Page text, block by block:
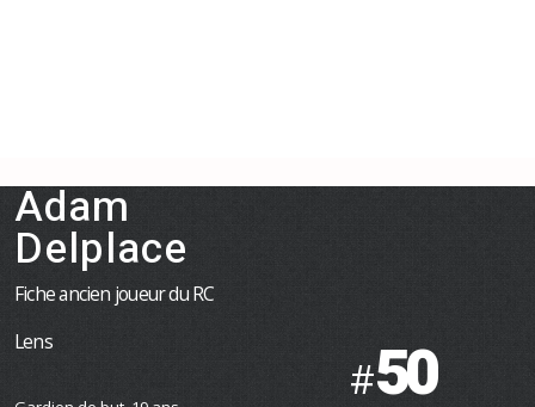
Adam
Delplace
Fiche ancien joueur du RC
Lens
#50